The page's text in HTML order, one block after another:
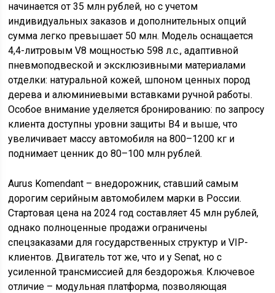
начинается от 35 млн рублей, но с учетом
индивидуальных заказов и дополнительных опций
сумма легко превышает 50 млн. Модель оснащается
4,4-литровым V8 мощностью 598 л.с., адаптивной
пневмоподвеской и эксклюзивными материалами
отделки: натуральной кожей, шпоном ценных пород
дерева и алюминиевыми вставками ручной работы.
Особое внимание уделяется бронированию: по запросу
клиента доступны уровни защиты B4 и выше, что
увеличивает массу автомобиля на 800–1200 кг и
поднимает ценник до 80–100 млн рублей.
Aurus Komendant – внедорожник, ставший самым
дорогим серийным автомобилем марки в России.
Стартовая цена на 2024 год составляет 45 млн рублей,
однако полноценные продажи ограничены
спецзаказами для государственных структур и VIP-
клиентов. Двигатель тот же, что и у Senat, но с
усиленной трансмиссией для бездорожья. Ключевое
отличие – модульная платформа, позволяющая